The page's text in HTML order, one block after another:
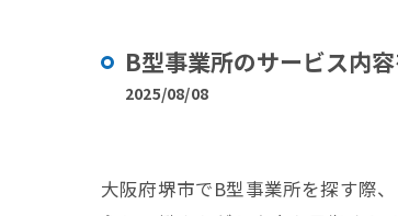
B型事業所のサービス内
2025/08/08
大阪府堺市でB型事業所を探す際